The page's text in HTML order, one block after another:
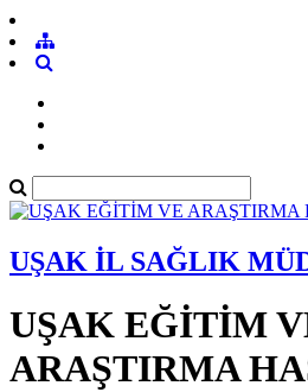
UŞAK İL SAĞLIK
UŞAK EĞİTİM
ARAŞTIRMA